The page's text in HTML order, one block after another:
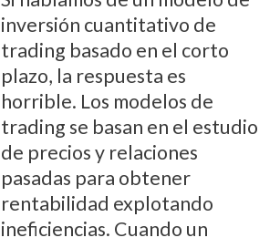
inversión cuantitativo de
trading basado en el corto
plazo, la respuesta es
horrible. Los modelos de
trading se basan en el estudio
de precios y relaciones
pasadas para obtener
rentabilidad explotando
ineficiencias. Cuando un